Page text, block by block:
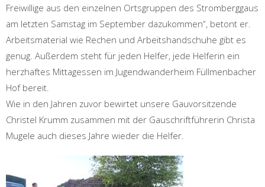
Freiwillige aus den einzelnen Ortsgruppen des Stromberggaus
am letzten Samstag im September dazukommen“, betont er.
Arbeitsmaterial wie Rechen und Arbeitshandschuhe gibt es
genug. Außerdem steht für jeden Helfer, jede Helferin ein
herzhaftes Mittagessen im Jugendwanderheim Füllmenbacher
Hof bereit.
Wie in den Jahren zuvor bewirtet unsere Gauvorsitzende
Christel Krumm zusammen mit der Gauschriftführerin Christa
Mugele auch dieses Jahre wieder die Helfer.